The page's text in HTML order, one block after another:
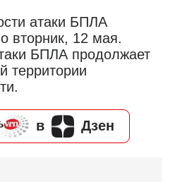
атаки БПЛА
вторник, 12 мая.
БПЛА продолжает
территории
в Дзен